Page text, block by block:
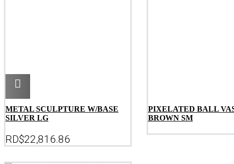
METAL SCULPTURE W/BASE
SILVER LG
RD$22,816.86
PIXELATED BALL
BROWN SM